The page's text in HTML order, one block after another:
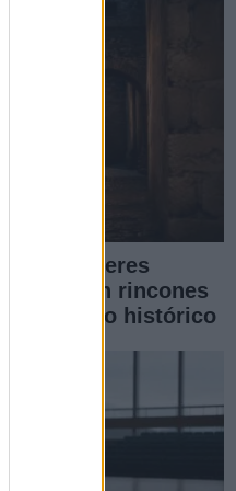
cómo Cáceres
música en rincones
su casco histórico